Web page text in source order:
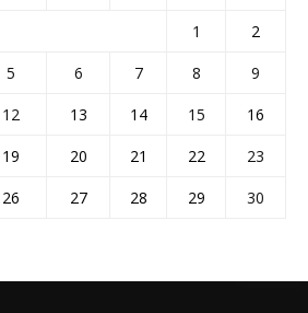
1
2
5 6 7 8
9
12 13 14 15
16
19 20 21 22
23
26 27 28 29
30